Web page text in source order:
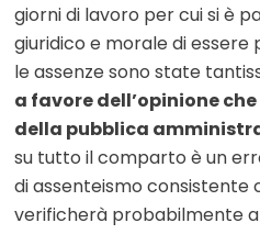
giorni di lavoro per cui si è
giuridico e morale di essere
le assenze sono state
a favore dell’opinione
della pubblica
su tutto il comparto è un
di assenteismo consistente
verificherà probabilmente